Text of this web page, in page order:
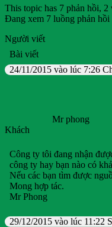
This topic has 7 phản hồi, 2
Đang xem 7 luồng phản hồi
Người viết
Bài viết
24/11/2015 vào lúc 7:26
Mr phong
Khách
Công ty tôi đang nhận
công ty hay bạn nào có
Nếu các bạn tìm được
Mong hợp tác.
Mr Phong
29/12/2015 vào lúc 11:22